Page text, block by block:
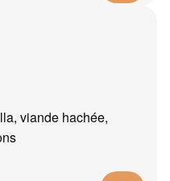
viande hachée,